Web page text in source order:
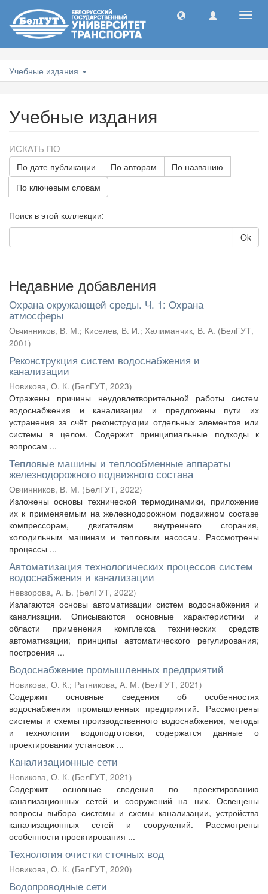
Учебные издания
Учебные издания
ИСКАТЬ ПО
По дате публикации По авторам
По названию
По ключевым словам
Поиск в этой коллекции:
Ok
Недавние добавления
Охрана окружающей среды. Ч. 1: Охрана
атмосферы
Овчинников, В. М.; Киселев, В. И.; Халиманчик, В. А. (БелГУТ,
2001)
Реконструкция систем водоснабжения и
канализации
Новикова, О. К. (БелГУТ, 2023)
Отражены причины неудовлетворительной работы систем
водоснабжения и канализации и предложены пути их
устранения за счёт реконструкции отдельных элементов или
системы в целом. Содержит принципиальные подходы к
вопросам ...
Тепловые машины и теплообменные аппараты
железнодорожного подвижного состава
Овчинников, В. М. (БелГУТ, 2022)
Изложены основы технической термодинамики, приложение
их к применяемым на железнодорожном подвижном составе
компрессорам, двигателям внутреннего сгорания,
холодильным машинам и тепловым насосам. Рассмотрены
процессы ...
Автоматизация технологических процессов систем
водоснабжения и канализации
Невзорова, А. Б. (БелГУТ, 2022)
Излагаются основы автоматизации систем водоснабжения и
канализации. Описываются основные характеристики и
области применения комплекса технических средств
автоматизации; принципы автоматического регулирования;
построения ...
Водоснабжение промышленных предприятий
Новикова, О. К.; Ратникова, А. М. (БелГУТ, 2021)
Содержит основные сведения об особенностях
водоснабжения промышленных предприятий. Рассмотрены
системы и схемы производственного водоснабжения, методы
и технологии водоподготовки, содержатся данные о
проектировании установок ...
Канализационные сети
Новикова, О. К. (БелГУТ, 2021)
Содержит основные сведения по проектированию
канализационных сетей и сооружений на них. Освещены
вопросы выбора системы и схемы канализации, устройства
канализационных сетей и сооружений. Рассмотрены
особенности проектирования ...
Технология очистки сточных вод
Новикова, О. К. (БелГУТ, 2020)
Водопроводные сети